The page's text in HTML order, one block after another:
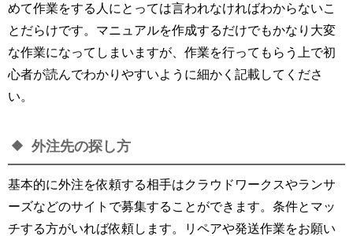
めて作業をする人にとっては言われなければわからないこ
とだらけです。マニュアルを作成するだけでもかなり大変
な作業になってしまいますが、作業を行ってもらう上で初
心者が読んでわかりやすいように細かく記載してくださ
い。
外注先の探し方
基本的に外注を依頼する相手はクラウドワークスやランサ
ーズなどのサイトで募集することができます。条件とマッ
チする方がいれば依頼します。リペアや発送作業をお願い